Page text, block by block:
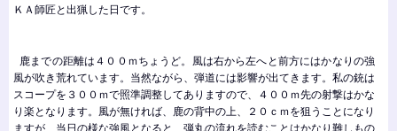
ＫＡ師匠と出猟した日です。
鹿までの距離は４００ｍちょうど。風は右から左へと前方にはかなりの強
風が吹き荒れています。当然ながら、弾道には影響が出てきます。私の銃は
スコープを３００ｍで照準調整してありますので、４００ｍ先の射撃はかな
り楽となります。風が無ければ、鹿の背中の上、２０ｃｍを狙うことになり
ますが、当日の様な強風となると、弾丸の流れを読むことはかなり難しもの